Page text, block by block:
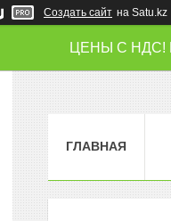
Создать сайт на Satu.kz
ЦЕНЫ С
ГЛАВНАЯ